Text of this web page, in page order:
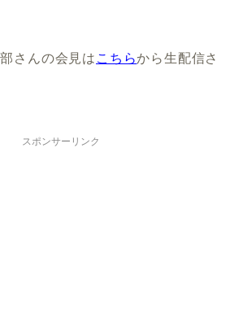
さんの会見は こちらから生配信さ
スポンサーリンク